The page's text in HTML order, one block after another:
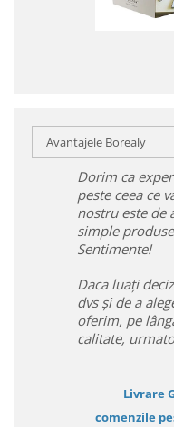
Avantajele Borealy
Dorim ca
peste ceea ce
nostru este de
simple
Sentimente!
Daca luați
dvs și de a
oferim, pe
calitate,
Livrare
comenzile